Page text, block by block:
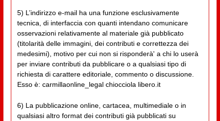
5) L’indirizzo e-mail ha una funzione esclusivamente
tecnica, di interfaccia con quanti intendano comunicare
osservazioni relativamente al materiale già pubblicato
(titolarità delle immagini, dei contributi e correttezza dei
medesimi), motivo per cui non si risponderà' a chi lo userà
per inviare contributi da pubblicare o a qualsiasi tipo di
richiesta di carattere editoriale, commento o discussione.
Esso è: carmillaonline_legal chiocciola libero.it
6) La pubblicazione online, cartacea, multimediale o in
qualsiasi altro format dei contributi già pubblicati su